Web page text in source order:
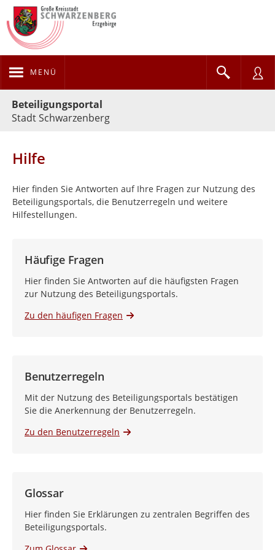
MENÜ
Beteiligungsportal
Stadt Schwarzenberg
Hilfe
Hier finden Sie Antworten auf Ihre Fragen zur Nutzung des
Beteiligungsportals, die Benutzerregeln und weitere
Hilfestellungen.
Häufige Fragen
Hier finden Sie Antworten auf die häufigsten Fragen
zur Nutzung des Beteiligungsportals.
Zu den häufigen Fragen
Benutzerregeln
Mit der Nutzung des Beteiligungsportals bestätigen
Sie die Anerkennung der Benutzerregeln.
Zu den Benutzerregeln
Glossar
Hier finden Sie Erklärungen zu zentralen Begriffen des
Beteiligungsportals.